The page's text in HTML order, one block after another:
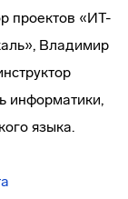
проектов «ИТ-
Владимир
информатики,
языка.